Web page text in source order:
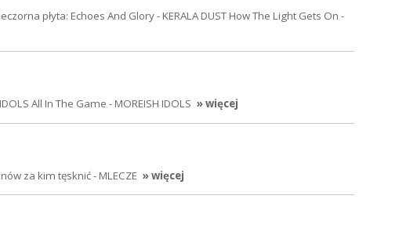
płyta: Echoes And Glory - KERALA DUST How The Light Gets On -
All In The Game - MOREISH IDOLS » więcej
za kim tęsknić - MLECZE » więcej